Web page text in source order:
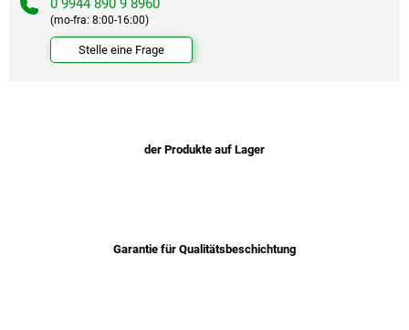
0 9944 890 9 8960
(mo-fra: 8:00-16:00)
Stelle eine Frage
der Produkte auf Lager
Garantie für Qualitätsbeschichtung